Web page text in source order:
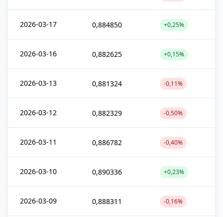
2026-03-17 0,884850 +0,25%
2026-03-16 0,882625 +0,15%
2026-03-13 0,881324 -0,11%
2026-03-12 0,882329 -0,50%
2026-03-11 0,886782 -0,40%
2026-03-10 0,890336 +0,23%
2026-03-09 0,888311 -0,16%